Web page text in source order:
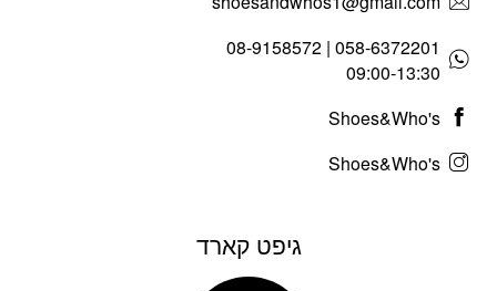
058-6372201 | 08-9158572
09:00-13:30
Shoes&Who's
Shoes&Who's
גיפט קארד